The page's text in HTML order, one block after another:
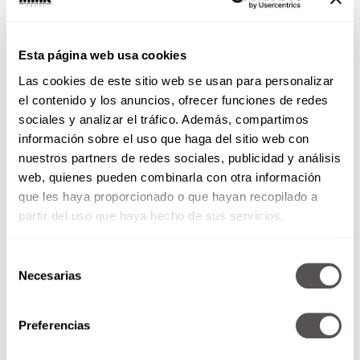
Esta página web usa cookies
Las cookies de este sitio web se usan para personalizar
el contenido y los anuncios, ofrecer funciones de redes
sociales y analizar el tráfico. Además, compartimos
información sobre el uso que haga del sitio web con
nuestros partners de redes sociales, publicidad y análisis
web, quienes pueden combinarla con otra información
que les haya proporcionado o que hayan recopilado a
partir del uso que haya hecho de sus servicios.
Necesarias
Preferencias
en la vida real y también en el corazón.Cómo
elegir a tu perro ideal según tu personalidad
no se trata de quién sea más tierno o menos
“ruidoso”: se trata de quién vibra en tu misma
frecuencia. Hazte estas preguntas, revisa tu
estilo de vida y ponte real. Cuando encuentres
esa conexión, no tendrás una mascota, sinoun
compañero de vida que encaja contigo… y tu
También lee: